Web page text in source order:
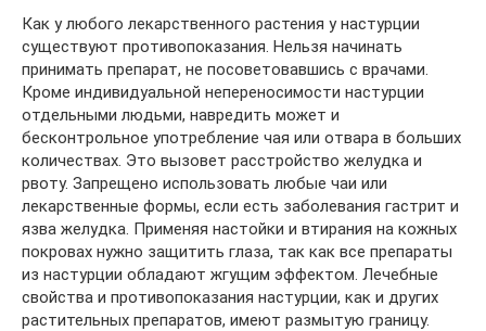
Как у любого лекарственного растения у настурции
существуют противопоказания. Нельзя начинать
принимать препарат, не посоветовавшись с врачами.
Кроме индивидуальной непереносимости настурции
отдельными людьми, навредить может и
бесконтрольное употребление чая или отвара в больших
количествах. Это вызовет расстройство желудка и
рвоту. Запрещено использовать любые чаи или
лекарственные формы, если есть заболевания гастрит и
язва желудка. Применяя настойки и втирания на кожных
покровах нужно защитить глаза, так как все препараты
из настурции обладают жгущим эффектом. Лечебные
свойства и противопоказания настурции, как и других
растительных препаратов, имеют размытую границу.